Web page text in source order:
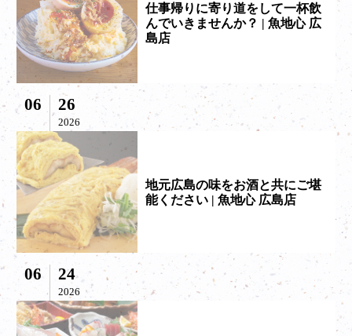
仕事帰りに寄り道をして一杯飲
んでいきませんか？ | 魚地心 広
島店
06 26
2026
地元広島の味をお酒と共にご堪
能ください | 魚地心 広島店
06 24
2026